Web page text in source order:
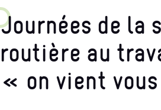
Journées de la
routière au
« on vient